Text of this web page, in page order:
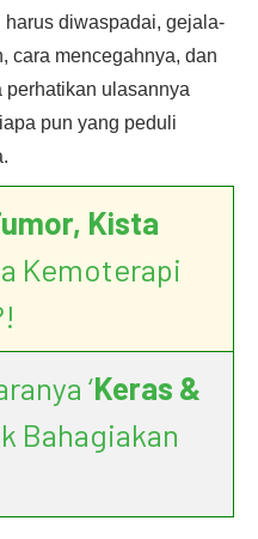
diwaspadai, gejala-
cara mencegahnya, dan
perhatikan ulasannya
pun yang peduli
Kista
Kemoterapi
‘Keras &
Bahagiakan